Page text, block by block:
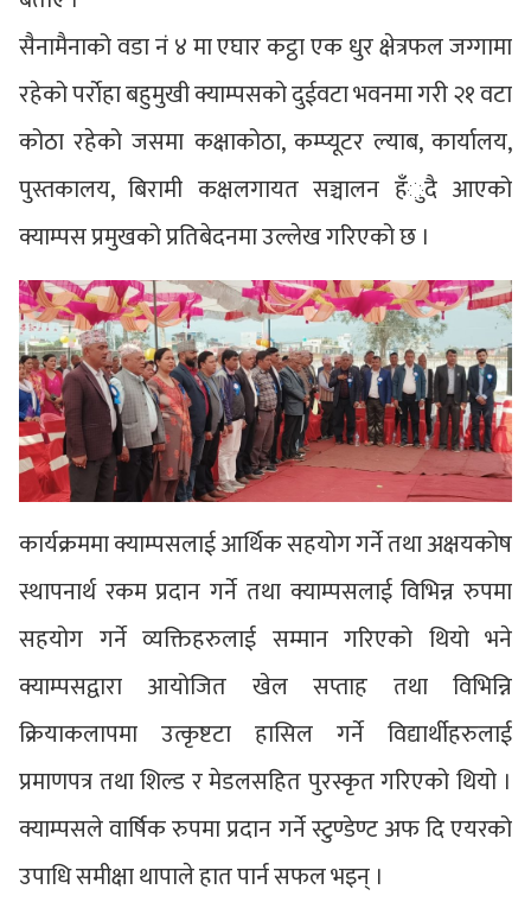
सैनामैनाको वडा नं ४ मा एघार कट्ठा एक धुर क्षेत्रफल जग्गामा
रहेको पर्राेहा बहुमुखी क्याम्पसको दुईवटा भवनमा गरी २१ वटा
कोठा रहेको जसमा कक्षाकोठा, कम्प्यूटर ल्याब, कार्यालय,
पुस्तकालय, बिरामी कक्षलगायत सञ्चालन हँुदै आएको
क्याम्पस प्रमुखको प्रतिबेदनमा उल्लेख गरिएको छ ।
कार्यक्रममा क्याम्पसलाई आर्थिक सहयोग गर्ने तथा अक्षयकोष
स्थापनार्थ रकम प्रदान गर्ने तथा क्याम्पसलाई विभिन्न रुपमा
सहयोग गर्ने व्यक्तिहरुलाई सम्मान गरिएको थियो भने
क्याम्पसद्वारा आयोजित खेल सप्ताह तथा विभिन्नि
क्रियाकलापमा उत्कृष्टटा हासिल गर्ने विद्यार्थीहरुलाई
प्रमाणपत्र तथा शिल्ड र मेडलसहित पुरस्कृत गरिएको थियो ।
क्याम्पसले वार्षिक रुपमा प्रदान गर्ने स्टुण्डेण्ट अफ दि एयरको
उपाधि समीक्षा थापाले हात पार्न सफल भइन् ।